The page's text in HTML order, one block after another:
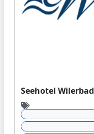
Seehotel Wilerbad